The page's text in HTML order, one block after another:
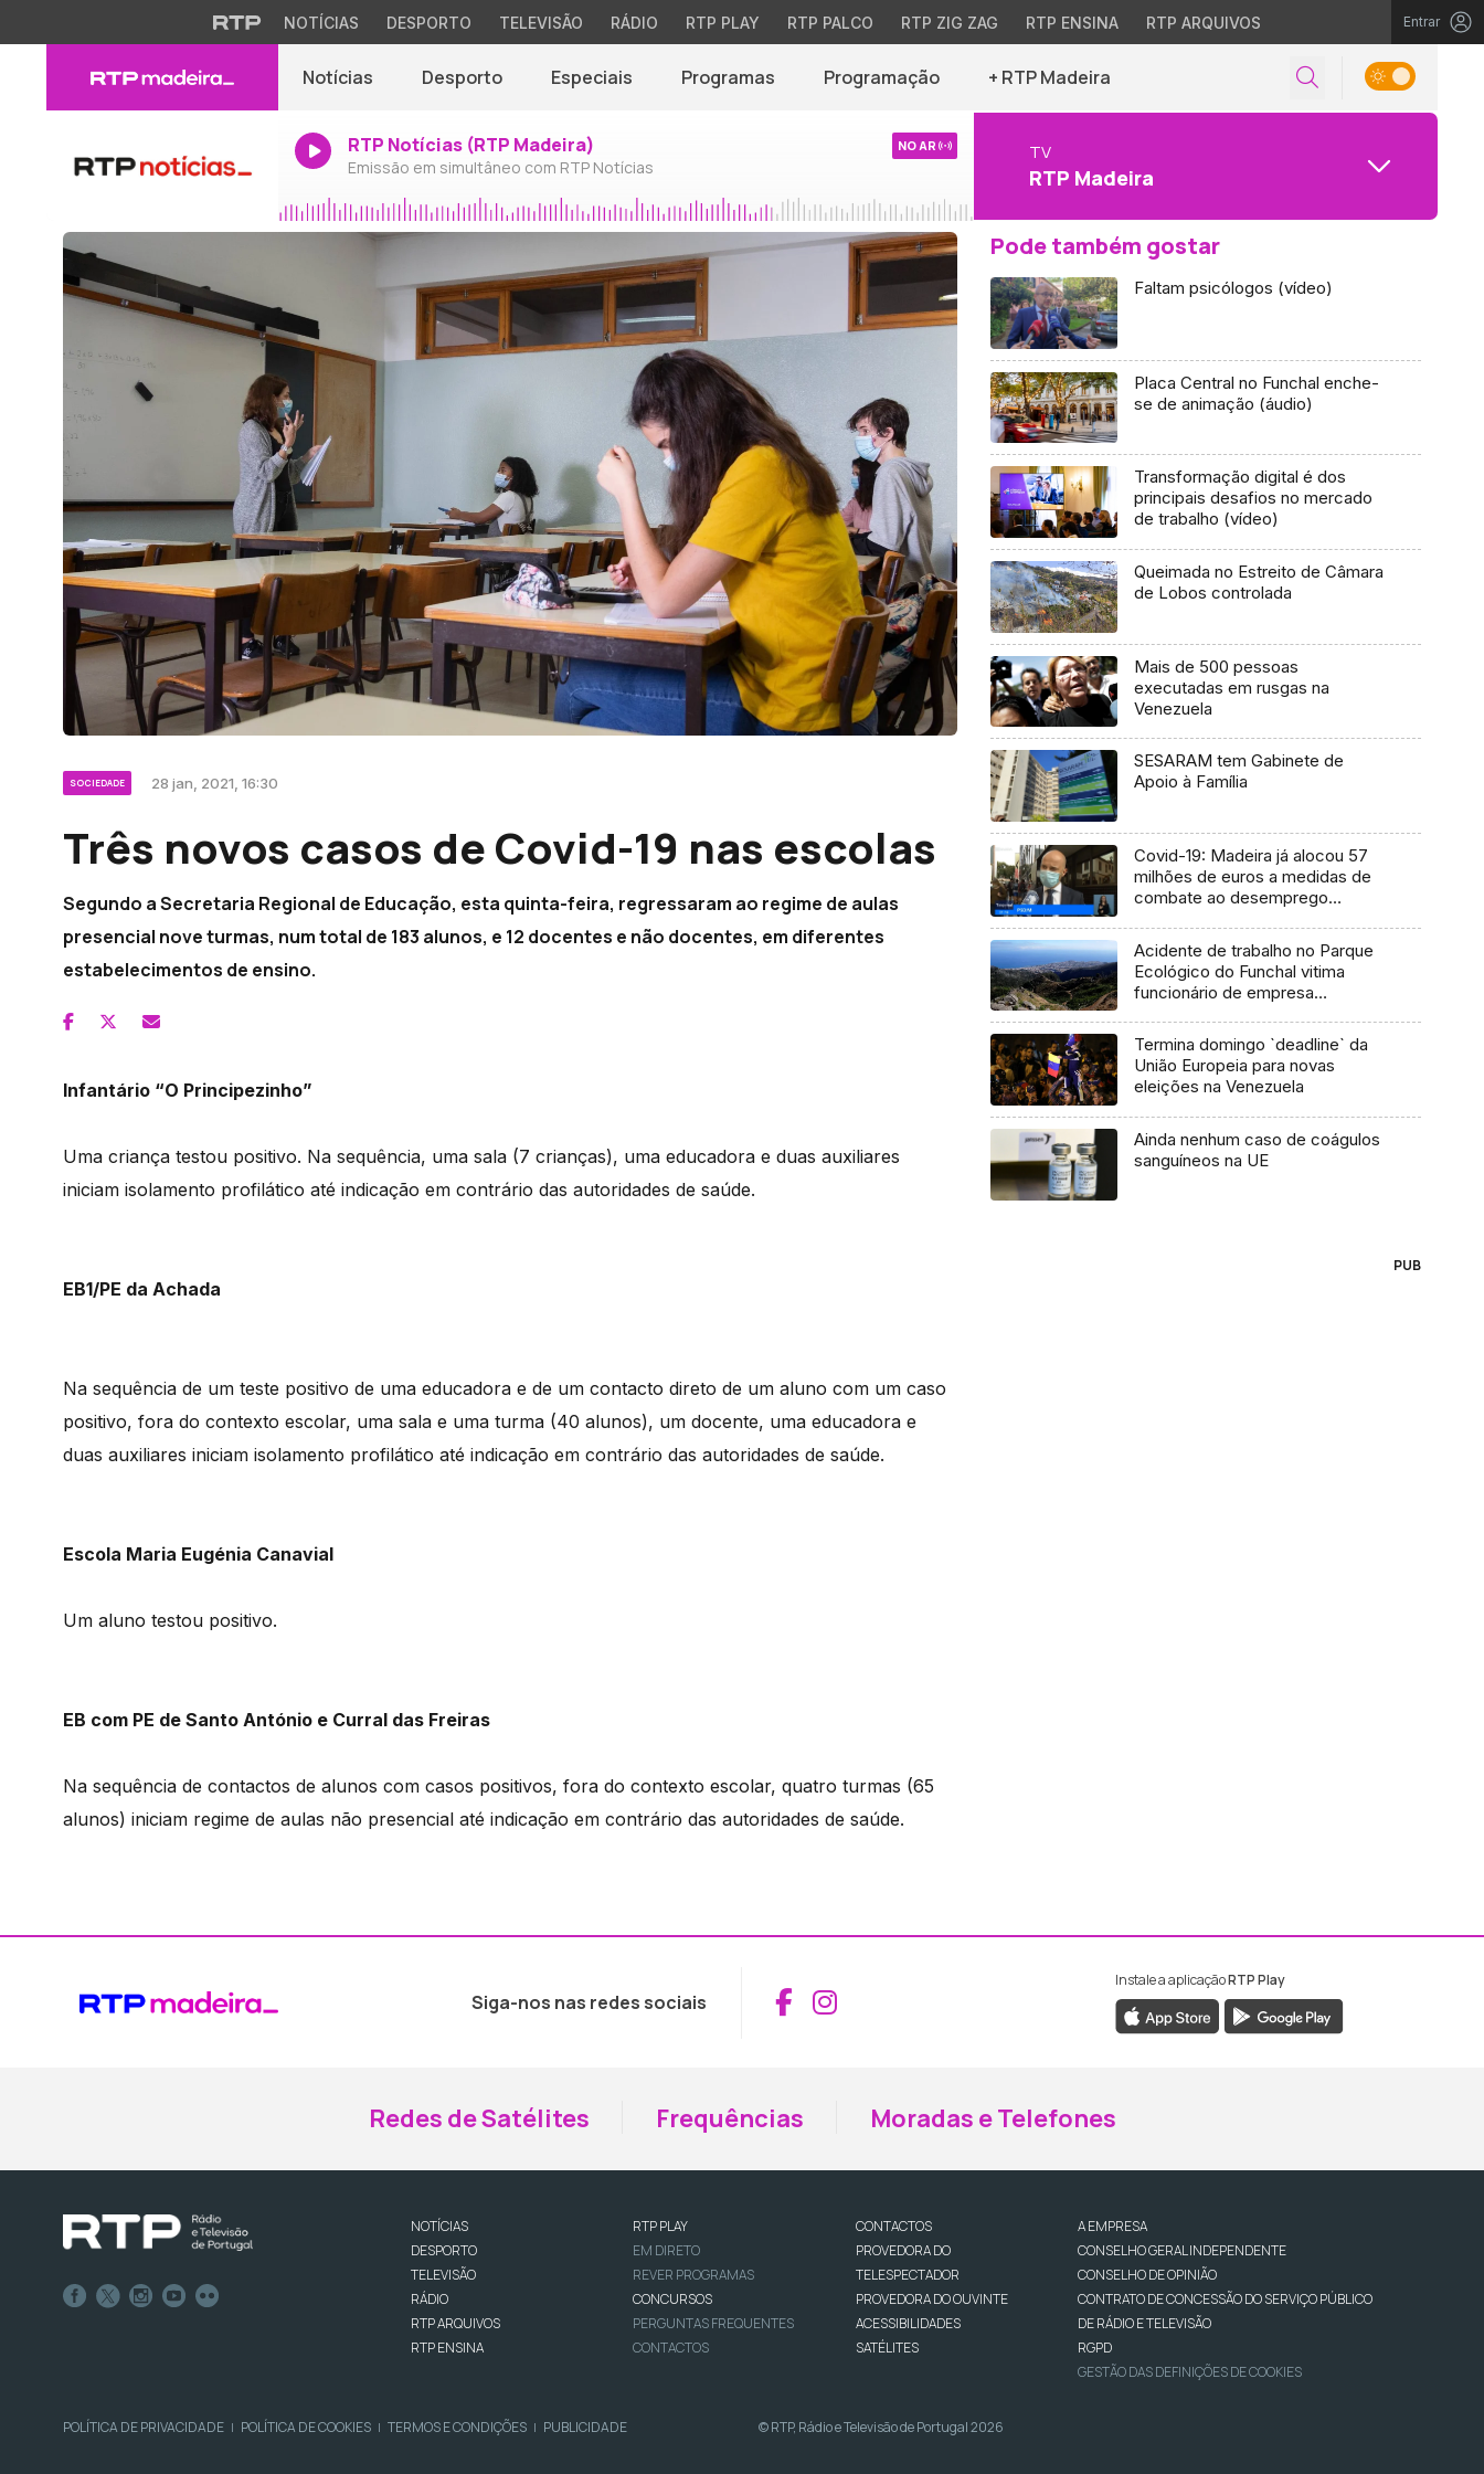
NOTÍCIAS DESPORTO TELEVISÃO RÁDIO RTP PLAY RTP PALCO RTP ZIG ZAG RTP ENSINA RTP ARQUIVOS Entrar
Notícias Desporto Especiais Programas Programação + RTP Madeira
RTP Notícias (RTP Madeira)
Emissão em simultâneo com RTP Notícias
NO AR TV
RTP Madeira
SOCIEDADE 28 jan, 2021, 16:30
Três novos casos de Covid-19 nas escolas
Segundo a Secretaria Regional de Educação, esta quinta-feira, regressaram ao regime de aulas
presencial nove turmas, num total de 183 alunos, e 12 docentes e não docentes, em diferentes
estabelecimentos de ensino.
Infantário “O Principezinho”
Uma criança testou positivo. Na sequência, uma sala (7 crianças), uma educadora e duas auxiliares
iniciam isolamento profilático até indicação em contrário das autoridades de saúde.
EB1/PE da Achada
Na sequência de um teste positivo de uma educadora e de um contacto direto de um aluno com um caso
positivo, fora do contexto escolar, uma sala e uma turma (40 alunos), um docente, uma educadora e
duas auxiliares iniciam isolamento profilático até indicação em contrário das autoridades de saúde.
Escola Maria Eugénia Canavial
Um aluno testou positivo.
EB com PE de Santo António e Curral das Freiras
Na sequência de contactos de alunos com casos positivos, fora do contexto escolar, quatro turmas (65
alunos) iniciam regime de aulas não presencial até indicação em contrário das autoridades de saúde.
Pode também gostar
Faltam psicólogos (vídeo)
Placa Central no Funchal enche-
se de animação (áudio)
Transformação digital é dos
principais desafios no mercado
de trabalho (vídeo)
Queimada no Estreito de Câmara
de Lobos controlada
Mais de 500 pessoas
executadas em rusgas na
Venezuela
SESARAM tem Gabinete de
Apoio à Família
Covid-19: Madeira já alocou 57
milhões de euros a medidas de
combate ao desemprego
Acidente de trabalho no Parque
Ecológico do Funchal vitima
funcionário de empresa
Termina domingo `deadline` da
União Europeia para novas
eleições na Venezuela
Ainda nenhum caso de coágulos
sanguíneos na UE
PUB
Siga-nos nas redes sociais Aceder ao Facebook da RTP Madeira
Aceder ao Instagram da RTP Madeira
Instale a aplicaçãoRTP Play
Redes de Satélites Frequências Moradas e Telefones
NOTÍCIAS
DESPORTO
TELEVISÃO
RÁDIO
RTP ARQUIVOS
RTP ENSINA
RTP PLAY
EM DIRETO
REVER PROGRAMAS
CONCURSOS
PERGUNTAS FREQUENTES
CONTACTOS
CONTACTOS
PROVEDORA DO
TELESPECTADOR
PROVEDORA DO OUVINTE
ACESSIBILIDADES
SATÉLITES
A EMPRESA
CONSELHO GERAL INDEPENDENTE
CONSELHO DE OPINIÃO
CONTRATO DE CONCESSÃO DO SERVIÇO PÚBLICO
DE RÁDIO E TELEVISÃO
RGPD
GESTÃO DAS DEFINIÇÕES DE COOKIES
POLÍTICA DE PRIVACIDADE | POLÍTICA DE COOKIES | TERMOS E CONDIÇÕES | PUBLICIDADE © RTP, Rádio e Televisão de Portugal 2026